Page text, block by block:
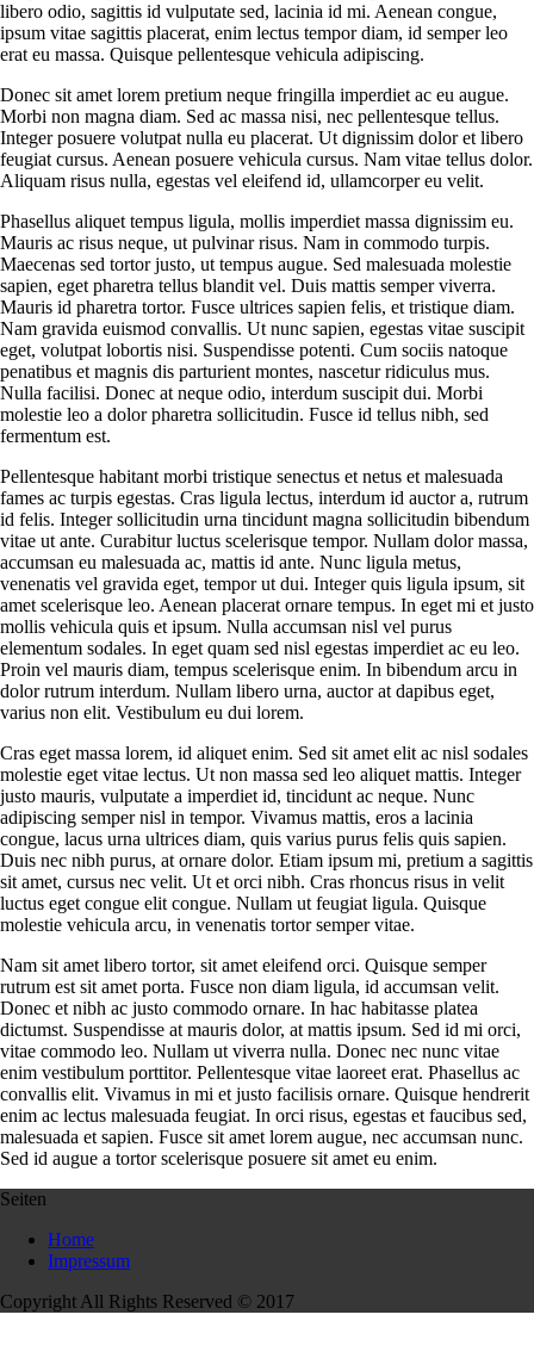
libero odio, sagittis id vulputate sed, lacinia id mi. Aenean congue,
ipsum vitae sagittis placerat, enim lectus tempor diam, id semper leo
erat eu massa. Quisque pellentesque vehicula adipiscing.
Donec sit amet lorem pretium neque fringilla imperdiet ac eu augue.
Morbi non magna diam. Sed ac massa nisi, nec pellentesque tellus.
Integer posuere volutpat nulla eu placerat. Ut dignissim dolor et libero
feugiat cursus. Aenean posuere vehicula cursus. Nam vitae tellus dolor.
Aliquam risus nulla, egestas vel eleifend id, ullamcorper eu velit.
Phasellus aliquet tempus ligula, mollis imperdiet massa dignissim eu.
Mauris ac risus neque, ut pulvinar risus. Nam in commodo turpis.
Maecenas sed tortor justo, ut tempus augue. Sed malesuada molestie
sapien, eget pharetra tellus blandit vel. Duis mattis semper viverra.
Mauris id pharetra tortor. Fusce ultrices sapien felis, et tristique diam.
Nam gravida euismod convallis. Ut nunc sapien, egestas vitae suscipit
eget, volutpat lobortis nisi. Suspendisse potenti. Cum sociis natoque
penatibus et magnis dis parturient montes, nascetur ridiculus mus.
Nulla facilisi. Donec at neque odio, interdum suscipit dui. Morbi
molestie leo a dolor pharetra sollicitudin. Fusce id tellus nibh, sed
fermentum est.
Pellentesque habitant morbi tristique senectus et netus et malesuada
fames ac turpis egestas. Cras ligula lectus, interdum id auctor a, rutrum
id felis. Integer sollicitudin urna tincidunt magna sollicitudin bibendum
vitae ut ante. Curabitur luctus scelerisque tempor. Nullam dolor massa,
accumsan eu malesuada ac, mattis id ante. Nunc ligula metus,
venenatis vel gravida eget, tempor ut dui. Integer quis ligula ipsum, sit
amet scelerisque leo. Aenean placerat ornare tempus. In eget mi et justo
mollis vehicula quis et ipsum. Nulla accumsan nisl vel purus
elementum sodales. In eget quam sed nisl egestas imperdiet ac eu leo.
Proin vel mauris diam, tempus scelerisque enim. In bibendum arcu in
dolor rutrum interdum. Nullam libero urna, auctor at dapibus eget,
varius non elit. Vestibulum eu dui lorem.
Cras eget massa lorem, id aliquet enim. Sed sit amet elit ac nisl sodales
molestie eget vitae lectus. Ut non massa sed leo aliquet mattis. Integer
justo mauris, vulputate a imperdiet id, tincidunt ac neque. Nunc
adipiscing semper nisl in tempor. Vivamus mattis, eros a lacinia
congue, lacus urna ultrices diam, quis varius purus felis quis sapien.
Duis nec nibh purus, at ornare dolor. Etiam ipsum mi, pretium a sagittis
sit amet, cursus nec velit. Ut et orci nibh. Cras rhoncus risus in velit
luctus eget congue elit congue. Nullam ut feugiat ligula. Quisque
molestie vehicula arcu, in venenatis tortor semper vitae.
Nam sit amet libero tortor, sit amet eleifend orci. Quisque semper
rutrum est sit amet porta. Fusce non diam ligula, id accumsan velit.
Donec et nibh ac justo commodo ornare. In hac habitasse platea
dictumst. Suspendisse at mauris dolor, at mattis ipsum. Sed id mi orci,
vitae commodo leo. Nullam ut viverra nulla. Donec nec nunc vitae
enim vestibulum porttitor. Pellentesque vitae laoreet erat. Phasellus ac
convallis elit. Vivamus in mi et justo facilisis ornare. Quisque hendrerit
enim ac lectus malesuada feugiat. In orci risus, egestas et faucibus sed,
malesuada et sapien. Fusce sit amet lorem augue, nec accumsan nunc.
Sed id augue a tortor scelerisque posuere sit amet eu enim.
Seiten
Home
Impressum
Copyright All Rights Reserved © 2017